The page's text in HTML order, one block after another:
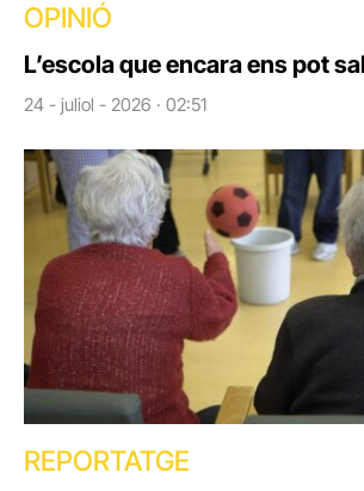
OPINIÓ
L’escola que encara ens pot
24 - juliol - 2026 · 02:51
REPORTATGE